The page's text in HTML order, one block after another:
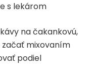
s lekárom
na čakankovú,
mixovaním
podiel